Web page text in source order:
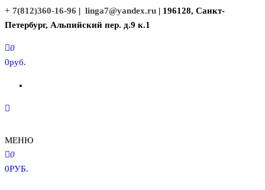
+ 7(812)360-16-96 | linga7@yandex.ru | 196128, Санкт-
Петербург, Альпийский пер. д.9 к.1
0
0руб.
МЕНЮ
0
0РУБ.